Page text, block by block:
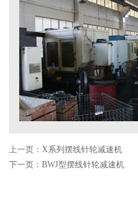
上一页：X系列摆线针轮减速机
下一页：BWJ型摆线针轮减速机